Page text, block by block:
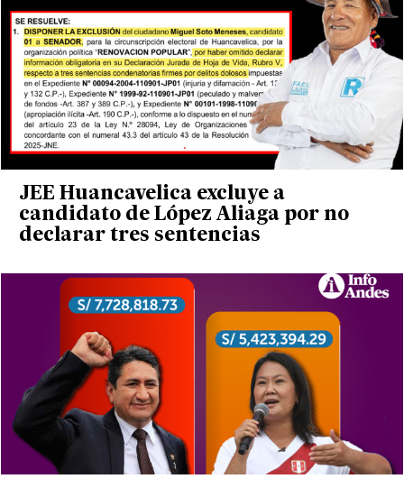
JEE Huancavelica excluye a
candidato de López Aliaga por no
declarar tres sentencias